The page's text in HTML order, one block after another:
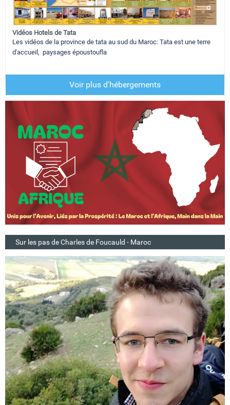
Vidéos Hotels de Tata
Les vidéos de la province de tata au sud du Maroc: Tata est une terre
d'accueil, paysages époustoufla
Voir plus d'hébergements
Sur les pas de Charles de Foucauld - Maroc